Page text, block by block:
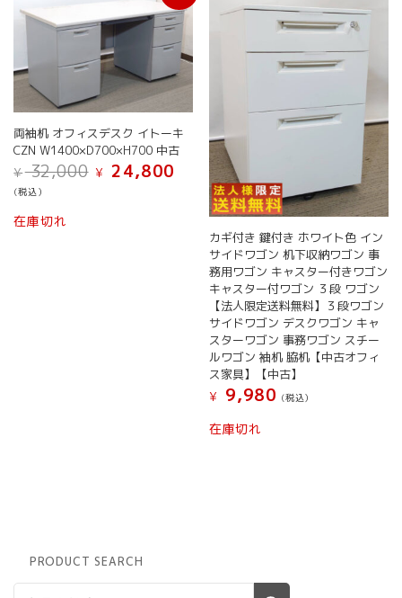
両袖机 オフィスデスク イトーキ
CZN W1400×D700×H700 中古
¥32,000 元
の
¥ 24,800
¥ 24,800
(税込）
在庫切れ
カギ付き 鍵付き ホワイト色 イン
サイドワゴン 机下収納ワゴン 事
務用ワゴン キャスター付きワゴン
キャスター付ワゴン ３段 ワゴン
【法人限定送料無料】３段ワゴン
サイドワゴン デスクワゴン キャ
スターワゴン 事務ワゴン スチー
ルワゴン 袖机 脇机【中古オフィ
ス家具】【中古】
¥
9,980 (税込）
在庫切れ
PRODUCT SEARCH